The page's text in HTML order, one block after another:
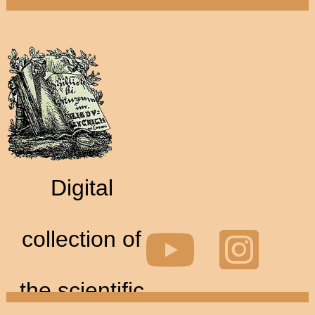
Digital
collection of
the scientific